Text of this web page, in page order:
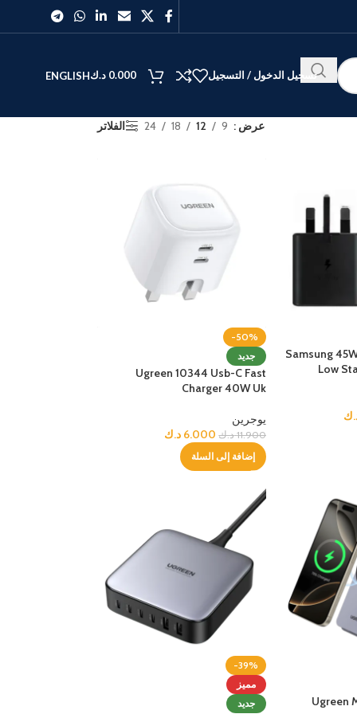
أخرى
الذكية
الأفضل
تسجيل الدخول / التسجيل 0.000 د.كENGLISH
عرض 9
12
18
24 الفلاتر
Samsung
Low
-50%
جديد
Ugreen 10344 Usb-C Fast
Charger 40W Uk
يوجرين
11.900 د.ك 6.000 د.ك
إضافة إلى السلة
Ugreen
-39%
مميز
جديد